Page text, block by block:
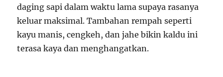
daging sapi dalam waktu lama supaya rasanya
keluar maksimal. Tambahan rempah seperti
kayu manis, cengkeh, dan jahe bikin kaldu ini
terasa kaya dan menghangatkan.